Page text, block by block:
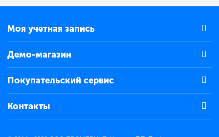
Моя учетная запись
Демо-магазин
Покупательский сервис
Контакты